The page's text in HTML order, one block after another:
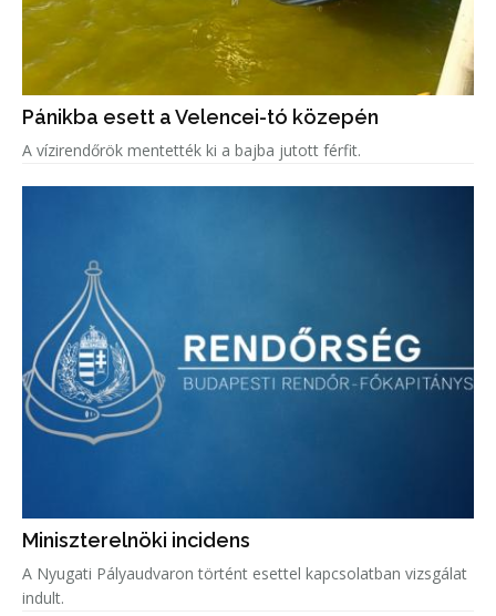
Pánikba esett a Velencei-tó közepén
A vízirendőrök mentették ki a bajba jutott férfit.
Miniszterelnöki incidens
A Nyugati Pályaudvaron történt esettel kapcsolatban vizsgálat
indult.